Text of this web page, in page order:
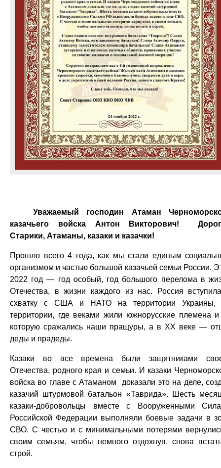
Уважаемый господин Атаман
казачьего войска Антон Викторович!
Старики, Атаманы, казаки и казачки!
Прошло всего 4 года, как мы стали единым
организмом и частью большой казачьей семьи России.
2022 год — год особый, год большого перелома в
Отечества, в жизни каждого из нас. Россия
схватку с США и НАТО на территории Украины,
территории, где веками жили южнорусские племена и
которую сражались наши пращуры, а в ХХ веке —
деды и прадеды.
Казаки во все времена были защитниками
Отечества, родного края и семьи. И казаки
войска во главе с Атаманом доказали это на деле,
казачий штурмовой батальон «Таврида». Шесть
казаки-добровольцы вместе с Вооруженными
Российской Федерации выполняли боевые задачи в
СВО. С честью и с минимальными потерями
своим семьям, чтобы немного отдохнув, снова
строй.